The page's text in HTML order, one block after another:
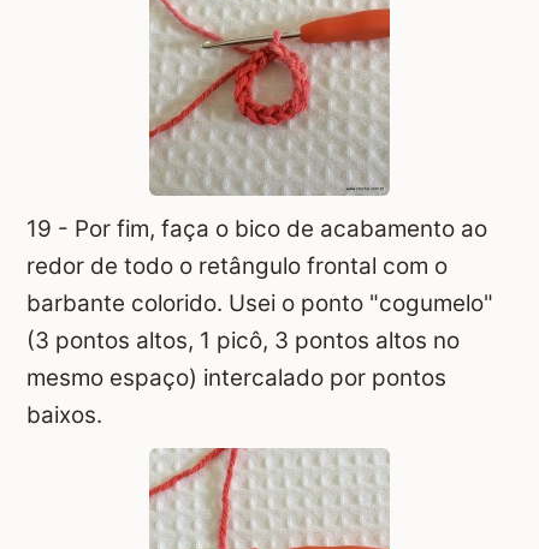
19 - Por fim, faça o bico de acabamento ao
redor de todo o retângulo frontal com o
barbante colorido. Usei o ponto "cogumelo"
(3 pontos altos, 1 picô, 3 pontos altos no
mesmo espaço) intercalado por pontos
baixos.